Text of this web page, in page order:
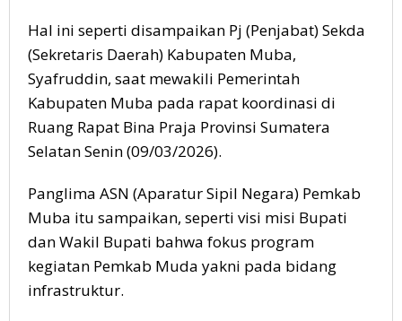
Hal ini seperti disampaikan Pj (Penjabat) Sekda
(Sekretaris Daerah) Kabupaten Muba,
Syafruddin, saat mewakili Pemerintah
Kabupaten Muba pada rapat koordinasi di
Ruang Rapat Bina Praja Provinsi Sumatera
Selatan Senin (09/03/2026).
Panglima ASN (Aparatur Sipil Negara) Pemkab
Muba itu sampaikan, seperti visi misi Bupati
dan Wakil Bupati bahwa fokus program
kegiatan Pemkab Muda yakni pada bidang
infrastruktur.